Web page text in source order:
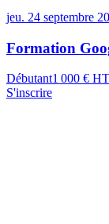
jeu. 24 septembre
Formation
Débutant1 000 € HT
S'inscrire